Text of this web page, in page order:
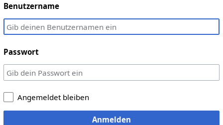
Benutzername
Passwort
Angemeldet bleiben
Anmelden